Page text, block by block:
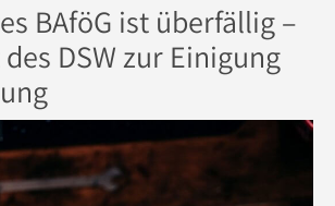
BAföG ist überfällig –
DSW zur Einigung